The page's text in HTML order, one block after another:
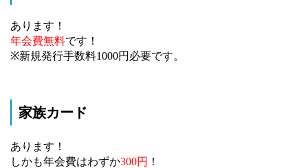
あります！
年会費無料です！
※新規発行手数料1000円必要です。
家族カード
あります！
しかも年会費はわずか300円 ！